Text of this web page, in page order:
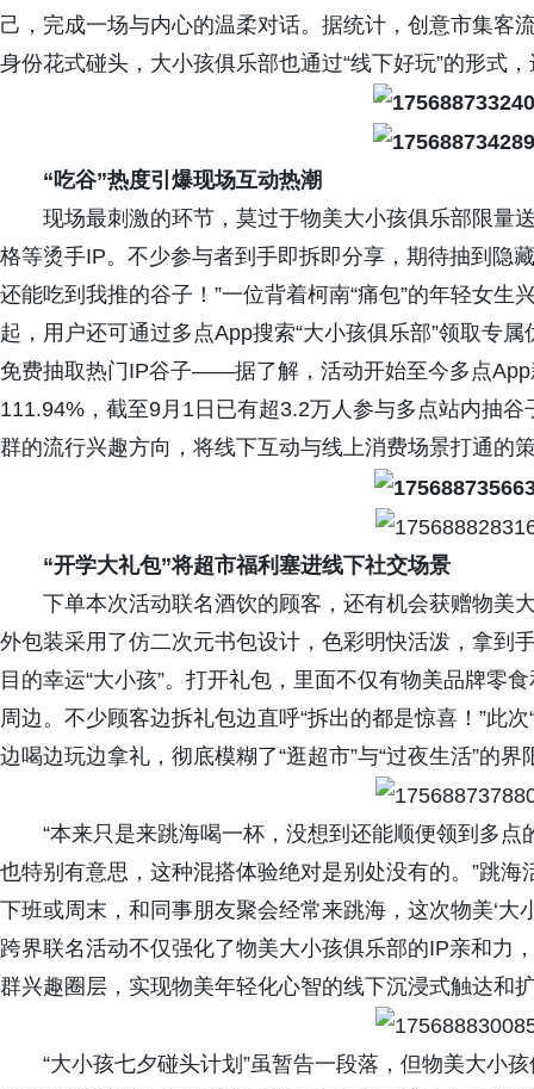
己，完成一场与内心的温柔对话。据统计，创意市集客
身份花式碰头，大小孩俱乐部也通过“线下好玩”的形式
“吃谷”热度引爆现场互动热潮
现场最刺激的环节，莫过于物美大小孩俱乐部限量
格等烫手IP。不少参与者到手即拆即分享，期待抽到隐
还能吃到我推的谷子！”一位背着柯南“痛包”的年轻女
起，用户还可通过多点App搜索“大小孩俱乐部”领取专
免费抽取热门IP谷子——据了解，活动开始至今多点
111.94%，截至9月1日已有超3.2万人参与多点站内抽
群的流行兴趣方向，将线下互动与线上消费场景打通的
“开学大礼包”将超市福利塞进线下社交场景
下单本次活动联名酒饮的顾客，还有机会获赠物美
外包装采用了仿二次元书包设计，色彩明快活泼，拿到
目的幸运“大小孩”。打开礼包，里面不仅有物美品牌零
周边。不少顾客边拆礼包边直呼“拆出的都是惊喜！”此
边喝边玩边拿礼，彻底模糊了“逛超市”与“过夜生活”的界
“本来只是来跳海喝一杯，没想到还能顺便领到多
也特别有意思，这种混搭体验绝对是别处没有的。”跳
下班或周末，和同事朋友聚会经常来跳海，这次物美‘大
跨界联名活动不仅强化了物美大小孩俱乐部的IP亲和力
群兴趣圈层，实现物美年轻化心智的线下沉浸式触达和
“大小孩七夕碰头计划”虽暂告一段落，但物美大小